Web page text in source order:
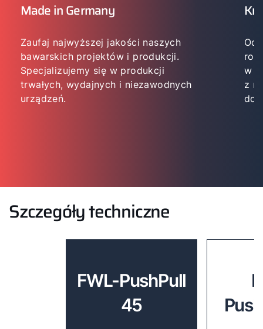
Made in Germany
Zaufaj najwyższej jakości naszych
bawarskich projektów i produkcji.
Specjalizujemy się w produkcji
trwałych, wydajnych i niezawodnych
urządzeń.
Od
w
z
Szczegóły techniczne
FWL-PushPull
45